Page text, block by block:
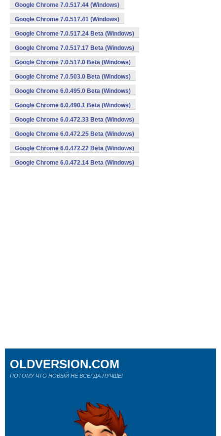
Google Chrome 7.0.517.44 (Windows)
Google Chrome 7.0.517.41 (Windows)
Google Chrome 7.0.517.24 Beta (Windows)
Google Chrome 7.0.517.17 Beta (Windows)
Google Chrome 7.0.517.0 Beta (Windows)
Google Chrome 7.0.503.0 Beta (Windows)
Google Chrome 6.0.495.0 Beta (Windows)
Google Chrome 6.0.490.1 Beta (Windows)
Google Chrome 6.0.472.33 Beta (Windows)
Google Chrome 6.0.472.25 Beta (Windows)
Google Chrome 6.0.472.22 Beta (Windows)
Google Chrome 6.0.472.14 Beta (Windows)
OLDVERSION.COM
ПОТОМУ ЧТО НОВЫЙ НЕ ВСЕГДА ЛУЧШЕ!